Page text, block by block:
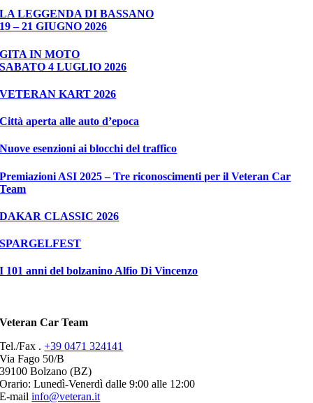
LA LEGGENDA DI BASSANO
19 – 21 GIUGNO 2026
GITA IN MOTO
SABATO 4 LUGLIO 2026
VETERAN KART 2026
Città aperta alle auto d’epoca
Nuove esenzioni ai blocchi del traffico
Premiazioni ASI 2025 – Tre riconoscimenti per il Veteran Car
Team
DAKAR CLASSIC 2026
SPARGELFEST
I 101 anni del bolzanino Alfio Di Vincenzo
Veteran Car Team
Tel./Fax .+39 0471 324141
Via Fago 50/B
39100 Bolzano (BZ)
Orario: Lunedì-Venerdì dalle 9:00 alle 12:00
E-mailinfo@veteran.it